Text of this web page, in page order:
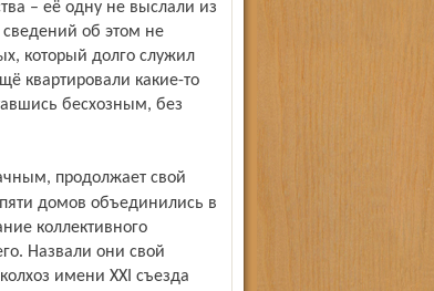
– её одну не выслали из
об этом не
который долго служил
квартировали какие-то
бесхозным, без
домов объединились в
коллективного
Назвали они свой
имени ХХI съезда